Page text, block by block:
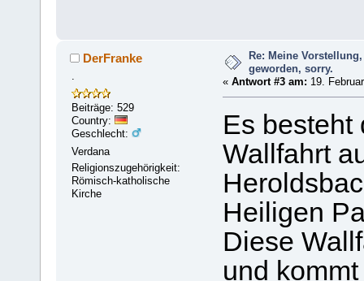
DerFranke
.
Beiträge: 529
Country:
Geschlecht:
Verdana
Religionszugehörigkeit:
Römisch-katholische
Kirche
Re: Meine
geworden, sorry.
« Antwort #3 am: 19.
Es besteht
Wallfahrt
Heiligen
Diese
und